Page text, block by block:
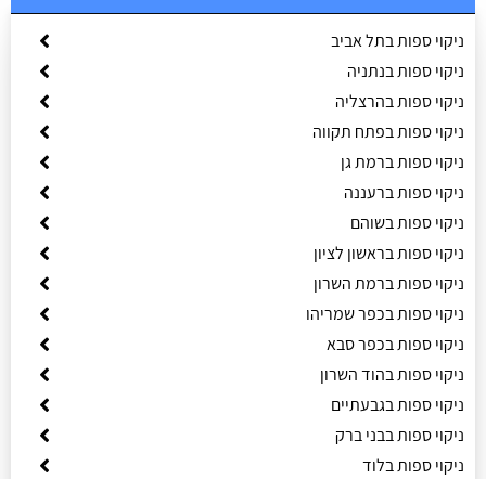
ניקוי ספות בתל אביב
ניקוי ספות בנתניה
ניקוי ספות בהרצליה
ניקוי ספות בפתח תקווה
ניקוי ספות ברמת גן
ניקוי ספות ברעננה
ניקוי ספות בשוהם
ניקוי ספות בראשון לציון
ניקוי ספות ברמת השרון
ניקוי ספות בכפר שמריהו
ניקוי ספות בכפר סבא
ניקוי ספות בהוד השרון
ניקוי ספות בגבעתיים
ניקוי ספות בבני ברק
ניקוי ספות בלוד